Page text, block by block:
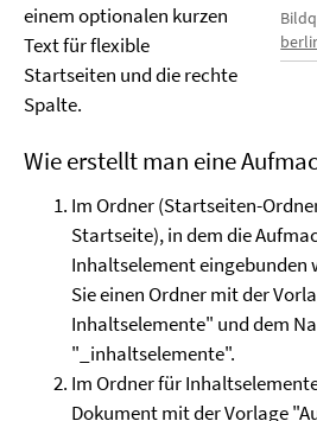
einem optionalen kurzen
Text für flexible
Startseiten und die rechte
Spalte.
Wie erstellt man eine
Im Ordner (Startseiten-
Startseite), in dem die
Inhaltselement eingebunden
Sie einen Ordner mit der
Inhaltselemente" und dem
"_inhaltselemente".
Im Ordner für
Dokument mit der Vorlage